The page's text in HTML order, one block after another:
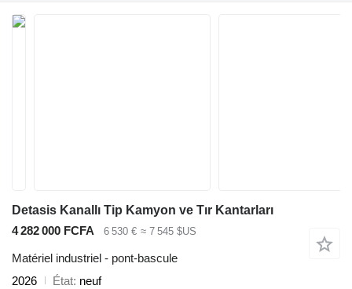
Detasis Kanallı Tip Kamyon ve Tır Kantarları
4 282 000 FCFA
6 530 € ≈ 7 545 $US
Matériel industriel - pont-bascule
2026
État neuf